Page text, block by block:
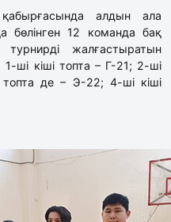
қабырғасында алдын ала
бөлінген 12 команда бақ
жалғастыратын
ші кіші топта – Г-21; 2-ші
топта де – Э-22; 4-ші кіші